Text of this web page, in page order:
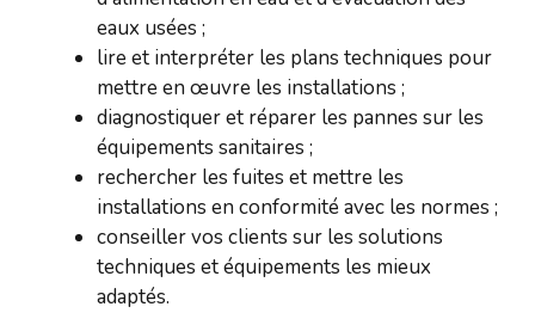
eaux usées ;
lire et interpréter les plans techniques pour
mettre en œuvre les installations ;
diagnostiquer et réparer les pannes sur les
équipements sanitaires ;
rechercher les fuites et mettre les
installations en conformité avec les normes ;
conseiller vos clients sur les solutions
techniques et équipements les mieux
adaptés.